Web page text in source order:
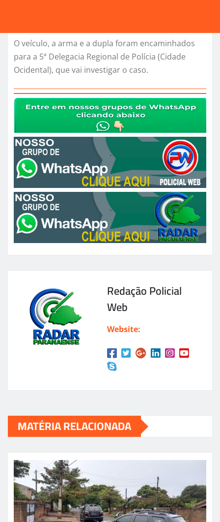
O veículo, a arma e a dupla foram encaminhados
para a 5ª Delegacia Regional de Polícia (Cidade
Ocidental), que vai investigar o caso.
Redação Policial
Web
Website:
MATÉRIA RELACIONADA